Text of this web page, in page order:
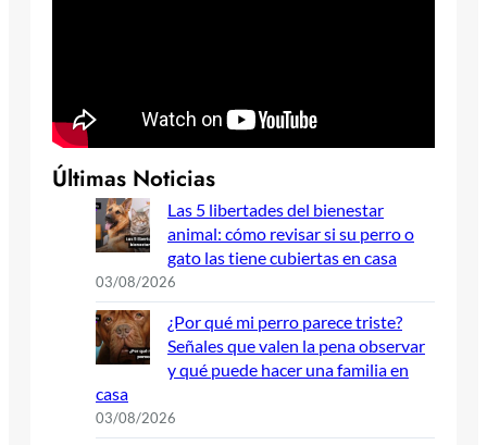
Últimas Noticias
Las 5 libertades del bienestar
animal: cómo revisar si su perro o
gato las tiene cubiertas en casa
03/08/2026
¿Por qué mi perro parece triste?
Señales que valen la pena observar
y qué puede hacer una familia en
casa
03/08/2026